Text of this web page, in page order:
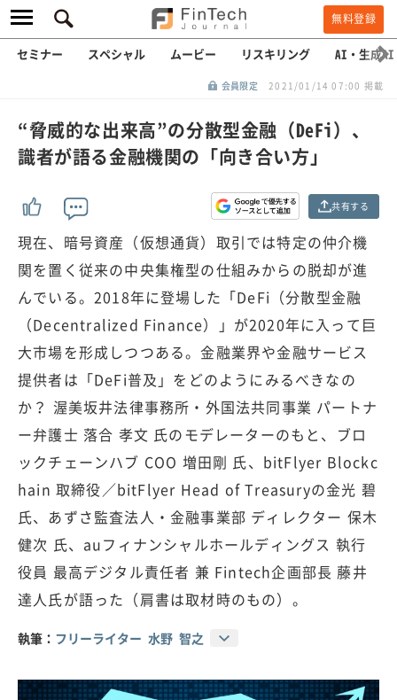
無料登録
セミナー スペシャル ムービー リスキリング AI・生成AI
会員限定 2021/01/14 07:00 掲載
“脅威的な出来高”の分散型金融（DeFi）、
識者が語る金融機関の「向き合い方」
共有する
現在、暗号資産（仮想通貨）取引では特定の仲介機
関を置く従来の中央集権型の仕組みからの脱却が進
んでいる。2018年に登場した「DeFi（分散型金融
（Decentralized Finance）」が2020年に入って巨
大市場を形成しつつある。金融業界や金融サービス
提供者は「DeFi普及」をどのようにみるべきなの
か？ 渥美坂井法律事務所・外国法共同事業 パートナ
ー弁護士 落合 孝文 氏のモデレーターのもと、ブロ
ックチェーンハブ COO 増田剛 氏、bitFlyer Blockc
hain 取締役／bitFlyer Head of Treasuryの金光 碧
氏、あずさ監査法人・金融事業部 ディレクター 保木
健次 氏、auフィナンシャルホールディングス 執行
役員 最高デジタル責任者 兼 Fintech企画部長 藤井
達人氏が語った（肩書は取材時のもの）。
執筆： フリーライター 水野 智之